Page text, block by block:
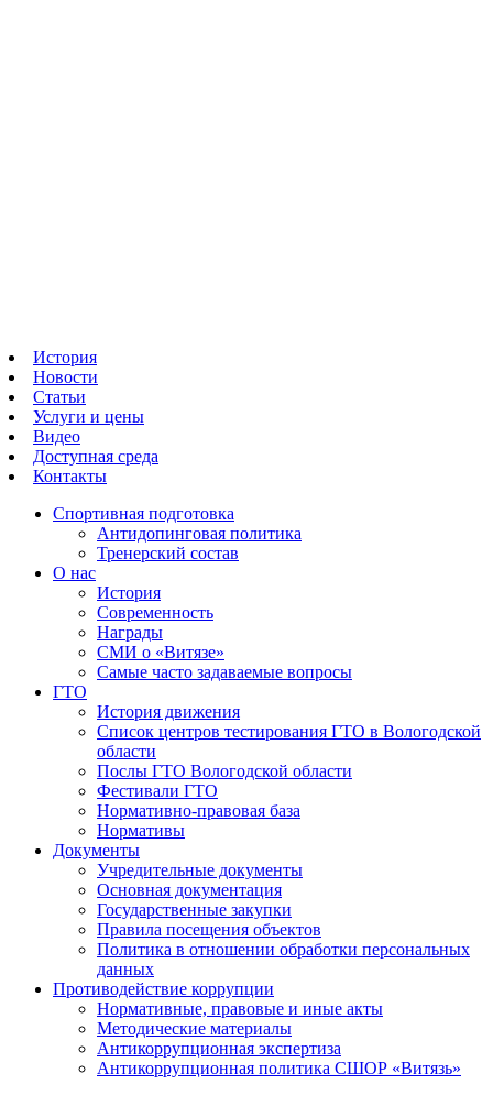
История
Новости
Статьи
Услуги и цены
Видео
Доступная среда
Контакты
Спортивная подготовка
Антидопинговая политика
Тренерский состав
О нас
История
Современность
Награды
СМИ о «Витязе»
Самые часто задаваемые вопросы
ГТО
История движения
Список центров тестирования ГТО в Вологодской
области
Послы ГТО Вологодской области
Фестивали ГТО
Нормативно-правовая база
Нормативы
Документы
Учредительные документы
Основная документация
Государственные закупки
Правила посещения объектов
Политика в отношении обработки персональных
данных
Противодействие коррупции
Нормативные, правовые и иные акты
Методические материалы
Антикоррупционная экспертиза
Антикоррупционная политика СШОР «Витязь»